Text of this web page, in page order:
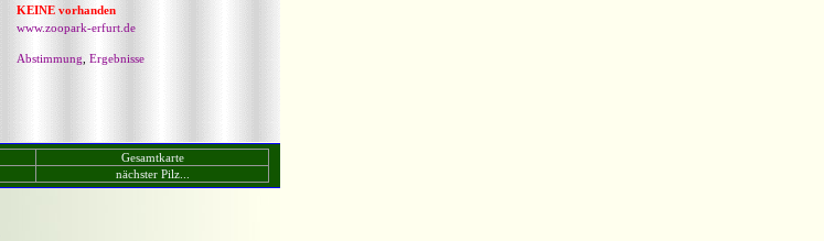
KEINE vorhanden
www.zoopark-erfurt.de
Abstimmung Ergebnisse
Gesamtkarte
nächster Pilz...